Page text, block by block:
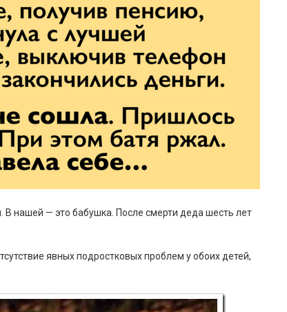
В нашей — это бабушка. После смерти деда шесть лет
явных подростковых проблем у обоих детей,